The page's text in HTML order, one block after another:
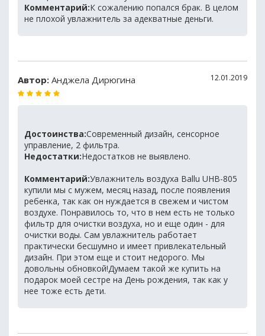
Комментарий:К сожалению попался брак. В целом
не плохой увлажнитель за адекватные деньги.
Автор: Анджела Дирюгина 12.01.2019
Достоинства:Современный дизайн, сенсорное
управление, 2 фильтра.
Недостатки:Недостатков не выявлено.
Комментарий:Увлажнитель воздуха Ballu UHB-805
купили мы с мужем, месяц назад, после появления
ребенка, так как он нуждается в свежем и чистом
воздухе. Понравилось то, что в нем есть не только
фильтр для очистки воздуха, но и еще один - для
очистки воды. Сам увлажнитель работает
практически бесшумно и имеет привлекательный
дизайн. При этом еще и стоит недорого. Мы
довольны обновкой!Думаем такой же купить на
подарок моей сестре на День рождения, так как у
нее тоже есть дети.